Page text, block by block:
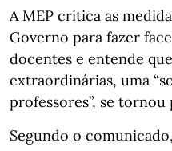
A MEP critica as
Governo para fazer
docentes e entende
extraordinárias, uma
professores”, se
Segundo o